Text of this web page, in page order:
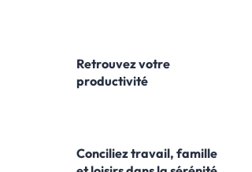
Retrouvez votre
productivité
Conciliez travail, famille